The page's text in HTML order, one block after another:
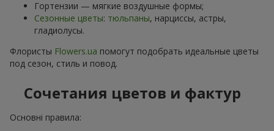
Гортензии — мягкие воздушные формы;
Сезонные цветы: тюльпаны, нарциссы, астры,
гладиолусы.
Флористы Flowers.ua помогут подобрать идеальные цветы
под сезон, стиль и повод.
Сочетания цветов и фактур
Основні правила: